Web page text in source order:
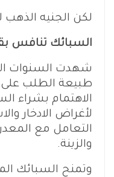
لكن الجنيه
السبائك تنافس
شهدت السنوات
طبيعة الطلب على
الاهتمام بشراء
لأغراض الادخار
التعامل مع
والزينة.
وتمنح السبائك